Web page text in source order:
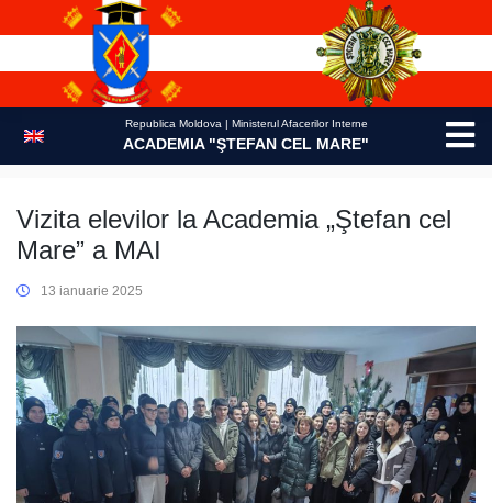
Republica Moldova | Ministerul Afacerilor Interne
ACADEMIA "ŞTEFAN CEL MARE"
Vizita elevilor la Academia „Ştefan cel
Mare” a MAI
13 ianuarie 2025